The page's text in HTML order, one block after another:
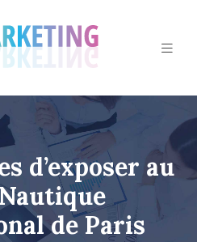
d’exposer au
de Paris